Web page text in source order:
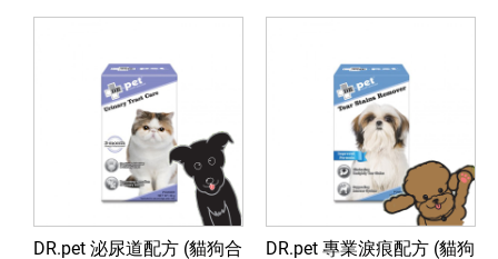
DR.pet 泌尿道配方 (貓狗合
DR.pet 專業淚痕配方 (貓狗